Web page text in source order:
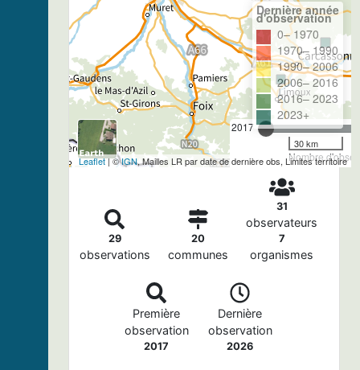
2017
Nombre
Dernière année
d'observation
0– 1970
1970– 1990
1990– 2006
2006– 2016
2016– 2023
2023+
30 km
Leaflet| ©IGN, Mailles LR par date de dernière obs, Limites territoire
29
observations
20
communes
31
observateurs
7
organismes
Première
observation
2017
Dernière
observation
2026